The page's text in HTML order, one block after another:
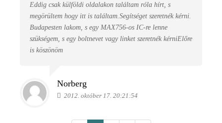
Eddig csak külföldi oldalakon találtam róla hírt, s
megörültem hogy itt is találtam.Segítséget szeretnék kérni.
Budapesten lakom, s egy MAX756-os IC-re lenne
szükségem, s egy boltnevet vagy linket szeretnék kérniElőre
is köszönöm
Norberg
2012. október 17. 20:21:54